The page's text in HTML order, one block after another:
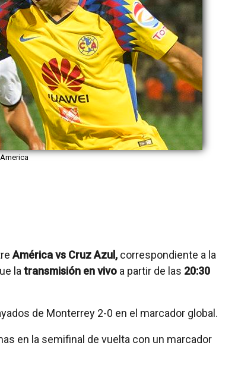
América vs Cruz Azul, correspondiente a la
la transmisión en vivo a partir de las 20:30
de Monterrey 2-0 en el marcador global.
en la semifinal de vuelta con un marcador